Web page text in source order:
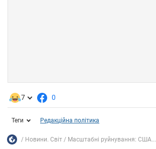
7 0
Теги Редакційна політика
Новини. Світ Масштабні руйнування: США...